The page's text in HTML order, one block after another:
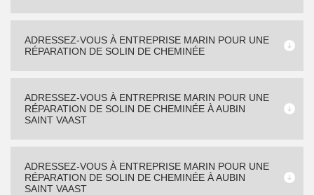
ADRESSEZ-VOUS À ENTREPRISE MARIN POUR UNE
RÉPARATION DE SOLIN DE CHEMINÉE
ADRESSEZ-VOUS À ENTREPRISE MARIN POUR UNE
RÉPARATION DE SOLIN DE CHEMINÉE À AUBIN
SAINT VAAST
ADRESSEZ-VOUS À ENTREPRISE MARIN POUR UNE
RÉPARATION DE SOLIN DE CHEMINÉE À AUBIN
SAINT VAAST